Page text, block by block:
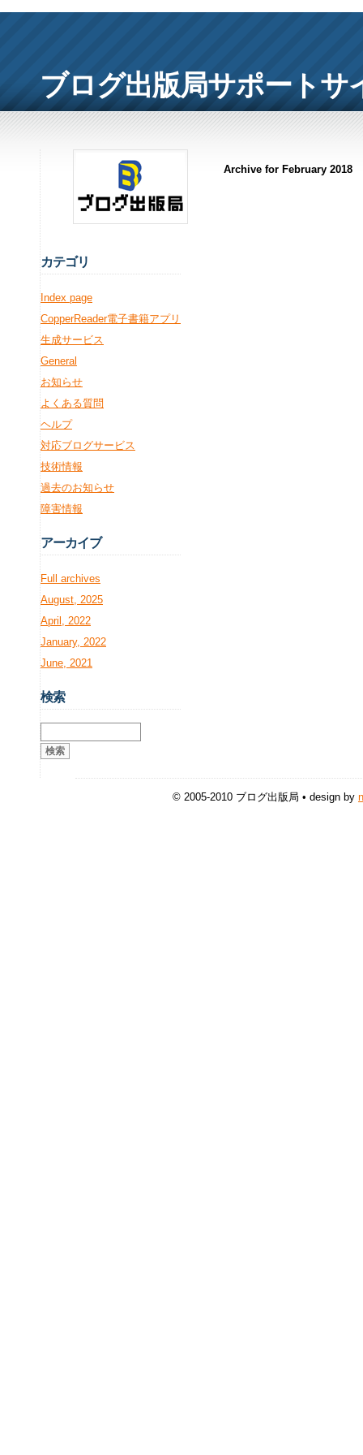
ブログ出版局サポートサ
Archive for February 2018
カテゴリ
Index page
CopperReader電子書籍アプリ
生成サービス
General
お知らせ
よくある質問
ヘルプ
対応ブログサービス
技術情報
過去のお知らせ
障害情報
アーカイブ
Full archives
August, 2025
April, 2022
January, 2022
June, 2021
検索
© 2005-2010 ブログ出版局 • design by